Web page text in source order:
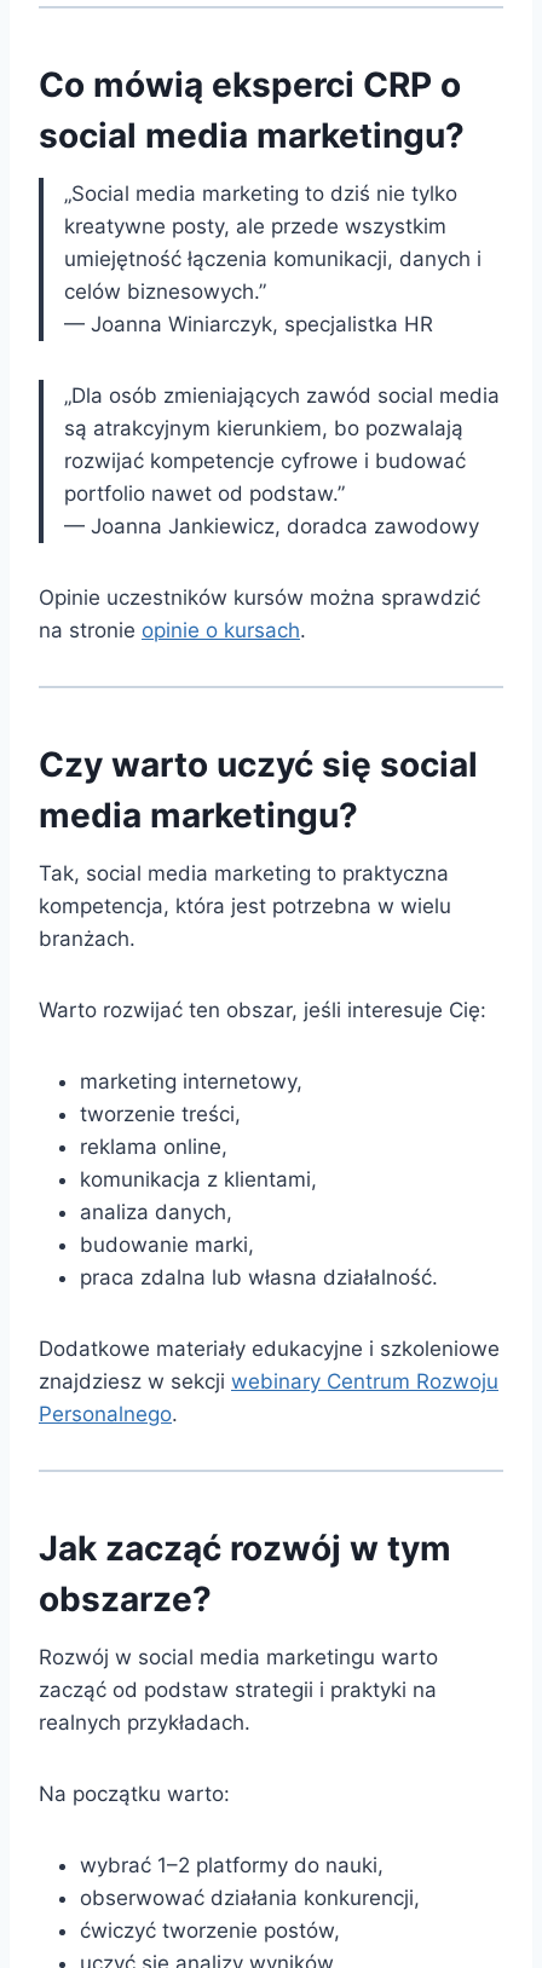
Co mówią eksperci CRP o
social media marketingu?
„Social media marketing to dziś nie tylko
kreatywne posty, ale przede wszystkim
umiejętność łączenia komunikacji, danych i
celów biznesowych.”
— Joanna Winiarczyk, specjalistka HR
„Dla osób zmieniających zawód social media
są atrakcyjnym kierunkiem, bo pozwalają
rozwijać kompetencje cyfrowe i budować
portfolio nawet od podstaw.”
— Joanna Jankiewicz, doradca zawodowy
Opinie uczestników kursów można sprawdzić
na stronie opinie o kursach.
Czy warto uczyć się social
media marketingu?
Tak, social media marketing to praktyczna
kompetencja, która jest potrzebna w wielu
branżach.
Warto rozwijać ten obszar, jeśli interesuje Cię:
marketing internetowy,
tworzenie treści,
reklama online,
komunikacja z klientami,
analiza danych,
budowanie marki,
praca zdalna lub własna działalność.
Dodatkowe materiały edukacyjne i szkoleniowe
znajdziesz w sekcji webinary Centrum Rozwoju
Personalnego.
Jak zacząć rozwój w tym
obszarze?
Rozwój w social media marketingu warto
zacząć od podstaw strategii i praktyki na
realnych przykładach.
Na początku warto:
wybrać 1–2 platformy do nauki,
obserwować działania konkurencji,
ćwiczyć tworzenie postów,